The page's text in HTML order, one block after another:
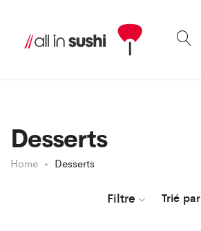
Desserts
Home Desserts
Filtre Trié par